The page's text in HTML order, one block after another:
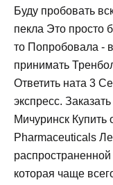
Буду пробовать
пекла Это просто
то Попробовала -
принимать
Ответить ната 3
экспресс.
Мичуринск
Pharmaceuticals
которая чаще